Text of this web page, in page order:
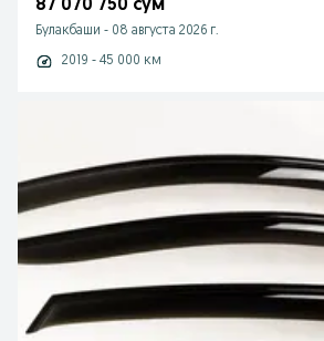
87 070 750 сум
Булакбаши - 08 августа 2026 г.
2019 - 45 000 км